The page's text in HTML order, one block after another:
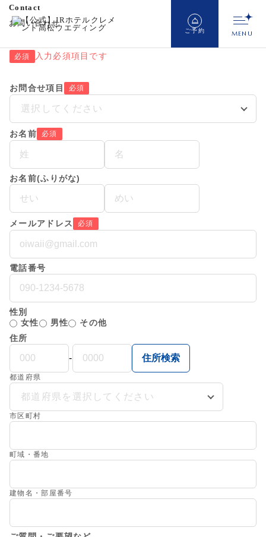
ご予約
RESERVATION&CONTACT
お問い合わせ
お電話でのご予約・お問い合わせ
Contact
お問い合わせ
必須 入力必須項目です
お問合せ項目 必須
選択してください
お名前 必須
お名前(ふりがな)
メールアドレス 必須
電話番号
性別
女性
男性
その他
住所
- 住所検索
都道府県
都道府県を選択してください
市区町村
町域・番地
建物名・部屋番号